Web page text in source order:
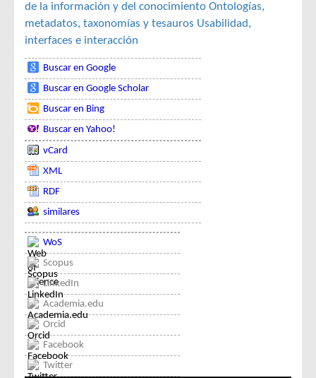
de la información y del conocimiento Ontologías,
metadatos, taxonomías y tesauros Usabilidad,
interfaces e interacción
Buscar en Google
Buscar en Google Scholar
Buscar en Bing
Buscar en Yahoo!
vCard
XML
RDF
similares
WoS
Scopus
LinkedIn
Academia.edu
Orcid
Facebook
Twitter